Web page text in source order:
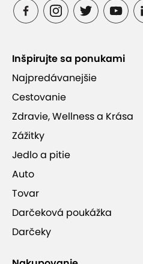
Inšpirujte sa ponukami
Najpredávanejšie
Cestovanie
Zdravie, Wellness a Krása
Zážitky
Jedlo a pitie
Auto
Tovar
Darčeková poukážka
Darčeky